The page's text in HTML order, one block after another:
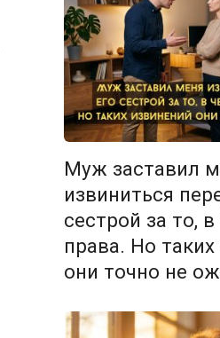
Муж заставил
извиниться
сестрой за то,
права. Но
они точно не